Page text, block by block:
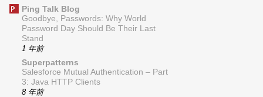
Ping Talk Blog
Goodbye, Passwords: Why World
Password Day Should Be Their Last
Stand
1 年前
Superpatterns
Salesforce Mutual Authentication – Part
3: Java HTTP Clients
8 年前